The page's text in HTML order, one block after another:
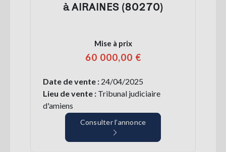
à AIRAINES (80270)
Mise à prix
60 000,00 €
Date de vente : 24/04/2025
Lieu de vente : Tribunal judiciaire
d'amiens
Consulter l’annonce